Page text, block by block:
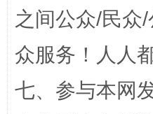
“蜀中异人”王建安的
之间公众/民众
众服务！人人
七、参与本网